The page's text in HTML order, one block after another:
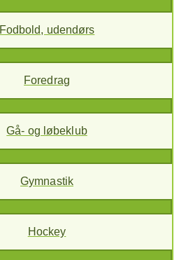
Fodbold, udendørs
Foredrag
Gå- og løbeklub
Gymnastik
Hockey